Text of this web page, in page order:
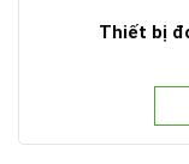
Thiết bị